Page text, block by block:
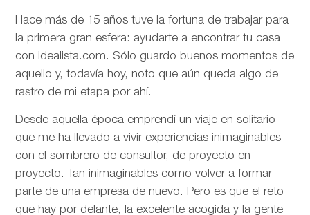
Hace más de 15 años tuve la fortuna de trabajar para
la primera gran esfera: ayudarte a encontrar tu casa
con idealista.com. Sólo guardo buenos momentos de
aquello y, todavía hoy, noto que aún queda algo de
rastro de mi etapa por ahí.
Desde aquella época emprendí un viaje en solitario
que me ha llevado a vivir experiencias inimaginables
con el sombrero de consultor, de proyecto en
proyecto. Tan inimaginables como volver a formar
parte de una empresa de nuevo. Pero es que el reto
que hay por delante, la excelente acogida y la gente